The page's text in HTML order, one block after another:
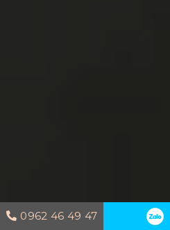
0962 46 49 47